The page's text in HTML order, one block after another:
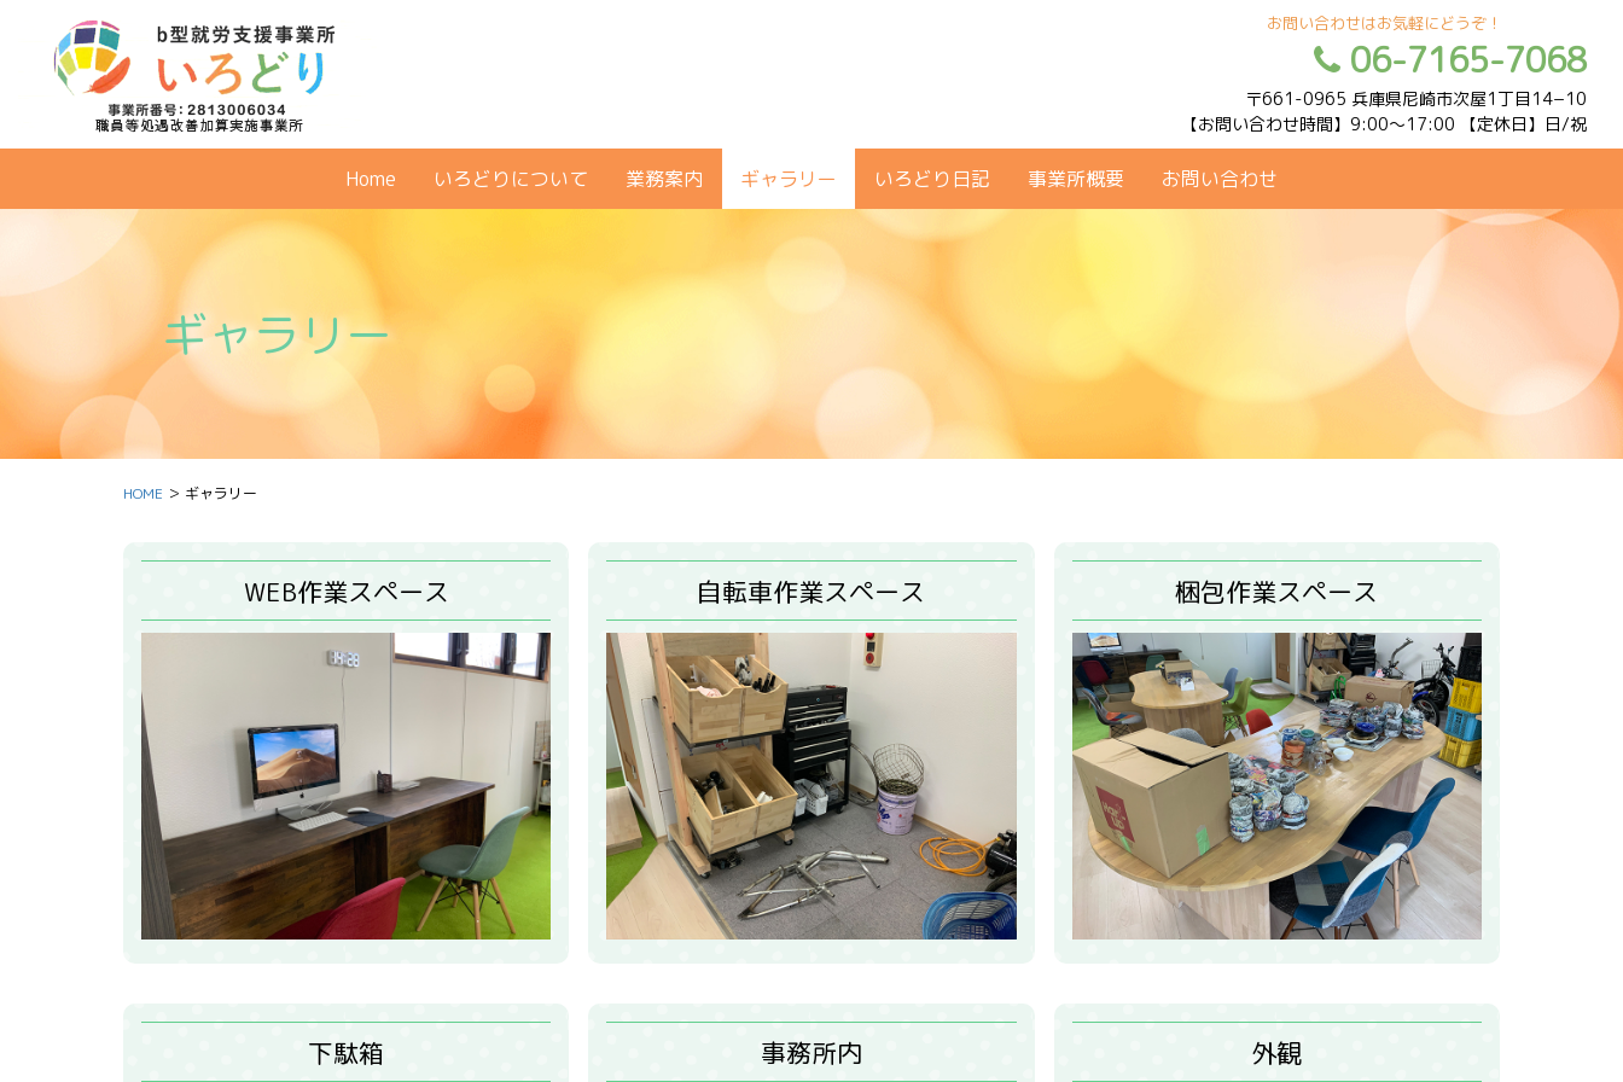
お問い合わせはお気軽にどうぞ！
06-7165-7068
〒661-0965 兵庫県尼崎市次屋1丁目14−10
【お問い合わせ時間】9:00〜17:00 【定休日】日/祝
Home いろどりについて 業務案内 ギャラリー いろどり日記 事業所概要 お問い合わせ
ギャラリー
HOME ＞ ギャラリー
WEB作業スペース 自転車作業スペース 梱包作業スペース
下駄箱 事務所内 外観